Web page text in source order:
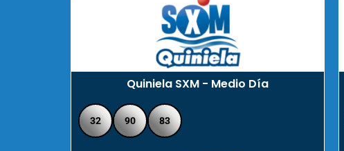
Quiniela SXM - Medio Día
32 90 83